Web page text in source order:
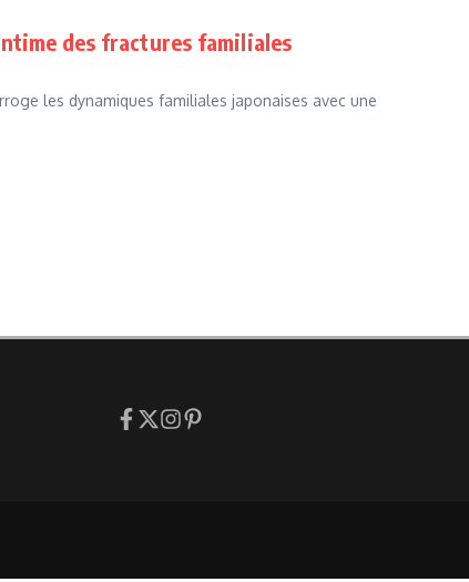
des fractures familiales
les dynamiques familiales japonaises avec une